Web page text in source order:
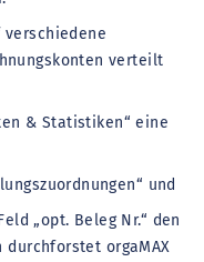
verschiedene
verteilt
& Statistiken“ eine
und
„opt. Beleg Nr.“ den
durchforstet orgaMAX